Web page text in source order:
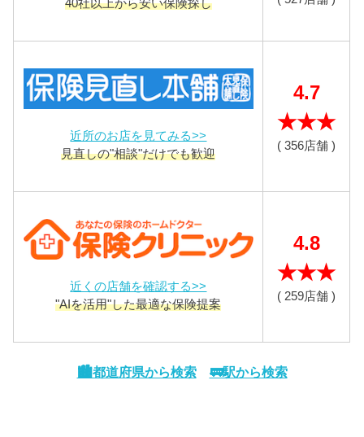
40社以上から安い保険探し
近所のお店を見てみる>>
見直しの"相談"だけでも歓迎
4.7
★★★
( 356店舗 )
近くの店舗を確認する>>
"AIを活用"した最適な保険提案
4.8
★★★
( 259店舗 )
🏙️都道府県から検索 🚃駅から検索